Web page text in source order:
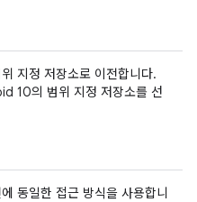
지정 저장소로 이전합니다.
10의 범위 지정 저장소를 선
동일한 접근 방식을 사용합니